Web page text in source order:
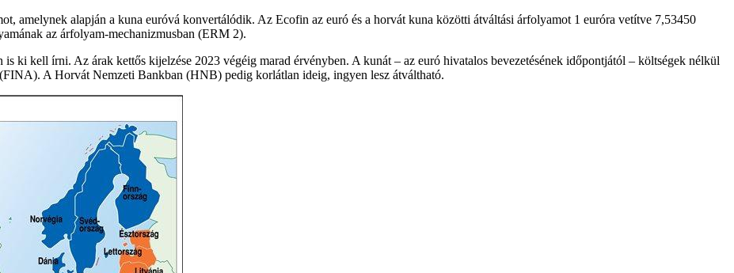
amelynek alapján a kuna euróvá konvertálódik. Az Ecofin az euró és a horvát kuna közötti átváltási árfolyamot 1 euróra vetítve 7,53450
az árfolyam-mechanizmusban (ERM 2).
is ki kell írni. Az árak kettős kijelzése 2023 végéig marad érvényben. A kunát – az euró hivatalos bevezetésének időpontjától – költségek nélkül
A Horvát Nemzeti Bankban (HNB) pedig korlátlan ideig, ingyen lesz átváltható.